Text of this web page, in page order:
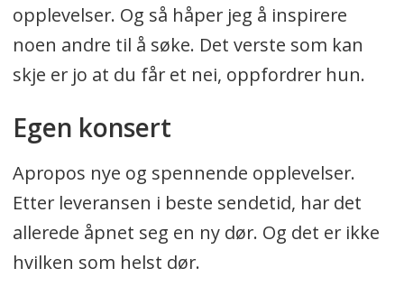
opplevelser. Og så håper jeg å inspirere
noen andre til å søke. Det verste som kan
skje er jo at du får et nei, oppfordrer hun.
Egen konsert
Apropos nye og spennende opplevelser.
Etter leveransen i beste sendetid, har det
allerede åpnet seg en ny dør. Og det er ikke
hvilken som helst dør.